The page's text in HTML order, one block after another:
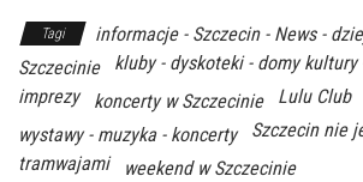
Tagi
informacje - Szczecin - News -
Szczecinie
kluby - dyskoteki - domy kultury
imprezy
koncerty w Szczecinie Lulu Club
wystawy - muzyka - koncerty
Szczecin nie
tramwajami
weekend w Szczecinie